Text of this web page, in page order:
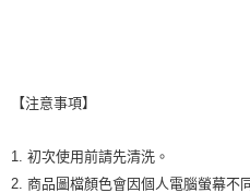
【注意事項】
1. 初次使用前請先清洗。
2. 商品圖檔顏色會因個人電腦螢幕不